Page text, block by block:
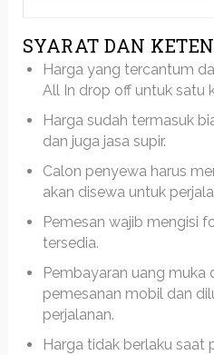
SYARAT DAN
Harga yang tercantum
All In drop off untuk satu
Harga sudah termasuk
dan juga jasa supir.
Calon penyewa harus
akan disewa untuk
Pemesan wajib mengisi
tersedia.
Pembayaran uang muka
pemesanan mobil dan
perjalanan.
Harga tidak berlaku saat